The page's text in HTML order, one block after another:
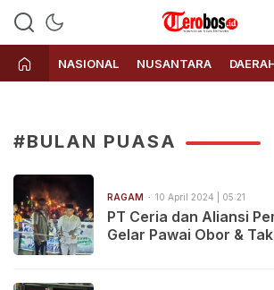
Terobos.id – Kabar terkini dari
Indonesia
Media siber yang menyajikan
berita terbaru dan kabar
dari Indonesia untuk dunia
NASIONAL NUSANTARA
#BULAN PUASA
RAGAM 10 April 2024 | 05:21
PT Ceria dan Aliansi
Gelar Pawai Obor &